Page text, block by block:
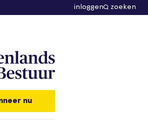
inloggen zoeken
nu